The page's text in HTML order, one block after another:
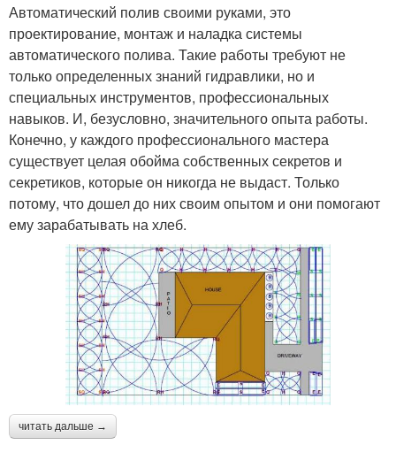
Автоматический полив своими руками, это
проектирование, монтаж и наладка системы
автоматического полива. Такие работы требуют не
только определенных знаний гидравлики, но и
специальных инструментов, профессиональных
навыков. И, безусловно, значительного опыта работы.
Конечно, у каждого профессионального мастера
существует целая обойма собственных секретов и
секретиков, которые он никогда не выдаст. Только
потому, что дошел до них своим опытом и они помогают
ему зарабатывать на хлеб.
читать дальше →